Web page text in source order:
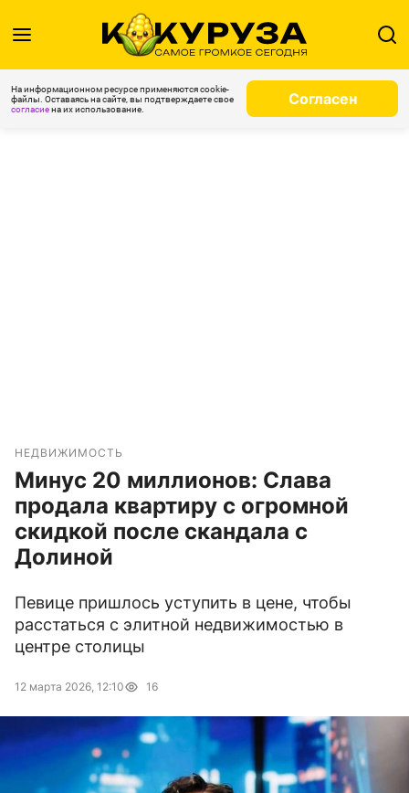
На информационном ресурсе применяются cookie-
файлы. Оставаясь на сайте, вы подтверждаете свое
согласиена их использование.
Согласен
НЕДВИЖИМОСТЬ
Минус 20 миллионов: Слава
продала квартиру с огромной
скидкой после скандала с
Долиной
Певице пришлось уступить в цене, чтобы
расстаться с элитной недвижимостью в
центре столицы
12 марта 2026, 12:10 16